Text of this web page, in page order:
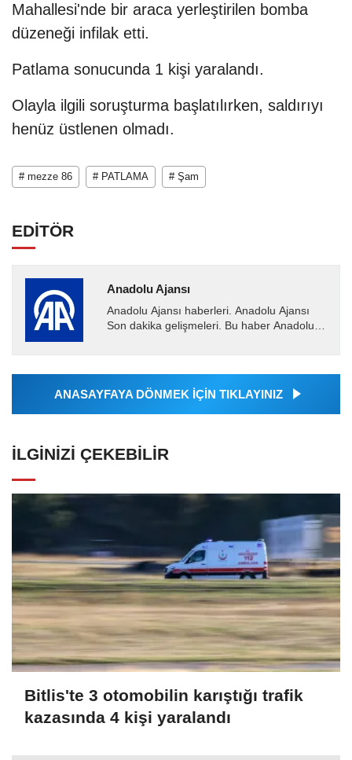
Mahallesi'nde bir araca yerleştirilen bomba
düzeneği infilak etti.
Patlama sonucunda 1 kişi yaralandı.
Olayla ilgili soruşturma başlatılırken, saldırıyı
henüz üstlenen olmadı.
# mezze 86 # PATLAMA # Şam
EDİTÖR
Anadolu Ajansı
Anadolu Ajansı haberleri. Anadolu Ajansı
Son dakika gelişmeleri. Bu haber Anadolu
Ajansı tarafından...
ANASAYFAYA DÖNMEK İÇİN TIKLAYINIZ
İLGINIZI ÇEKEBILIR
Bitlis'te 3 otomobilin karıştığı trafik
kazasında 4 kişi yaralandı